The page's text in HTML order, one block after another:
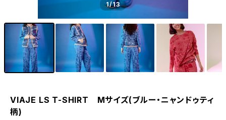
1/13
VIAJE LS T-SHIRT Mサイズ(ブルー・ニャンドゥティ
柄)